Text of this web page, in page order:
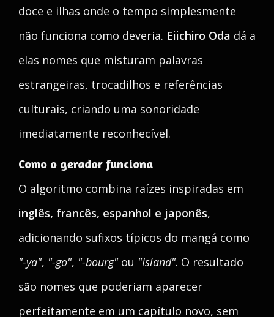
doce e ilhas onde o tempo simplesmente
não funciona como deveria. Eiichiro Oda dá a
elas nomes que misturam palavras
estrangeiras, trocadilhos e referências
culturais, criando uma sonoridade
imediatamente reconhecível.
Como o gerador funciona
O algoritmo combina raízes inspiradas em
inglês, francês, espanhol e japonês,
adicionando sufixos típicos do mangá como
"-ya", "-go", "-bourg"ou "Island". O resultado
são nomes que poderiam aparecer
perfeitamente em um capítulo novo, sem